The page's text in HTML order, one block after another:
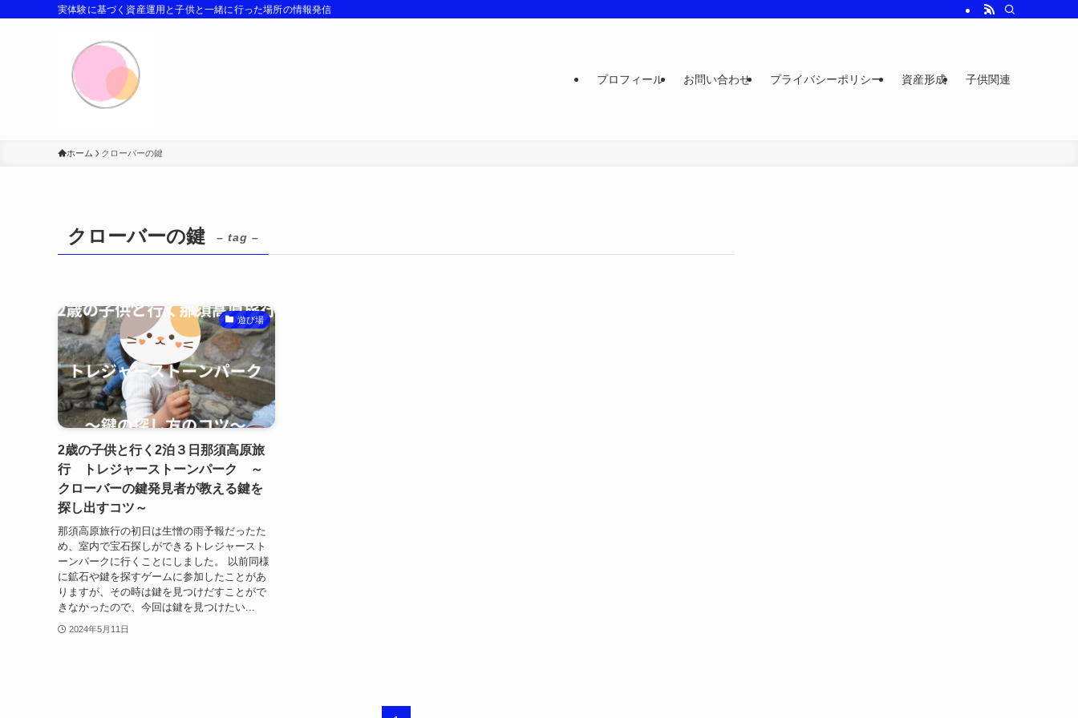
実体験に基づく資産運用と子供と一緒に行った場所の情報発信
プロフィール お問い合わせ プライバシーポリシー 資産形成 子供関連
ホーム クローバーの鍵
クローバーの鍵 – tag –
遊び場
2歳の子供と行く2泊３日那須高原旅
行 トレジャーストーンパーク ～
クローバーの鍵発見者が教える鍵を
探し出すコツ～
那須高原旅行の初日は生憎の雨予報だったた
め、室内で宝石探しができるトレジャースト
ーンパークに行くことにしました。 以前同様
に鉱石や鍵を探すゲームに参加したことがあ
りますが、その時は鍵を見つけだすことがで
きなかったので、今回は鍵を見つけたい...
2024年5月11日